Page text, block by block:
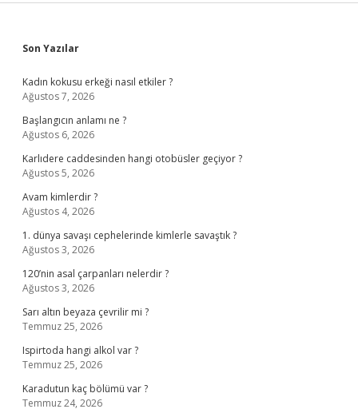
Sidebar
Son Yazılar
Kadın kokusu erkeği nasıl etkiler ?
Ağustos 7, 2026
Başlangıcın anlamı ne ?
Ağustos 6, 2026
Karlıdere caddesinden hangi otobüsler geçiyor ?
Ağustos 5, 2026
Avam kimlerdir ?
Ağustos 4, 2026
1. dünya savaşı cephelerinde kimlerle savaştık ?
Ağustos 3, 2026
120’nin asal çarpanları nelerdir ?
Ağustos 3, 2026
Sarı altın beyaza çevrilir mi ?
Temmuz 25, 2026
Ispirtoda hangi alkol var ?
Temmuz 25, 2026
Karadutun kaç bölümü var ?
Temmuz 24, 2026